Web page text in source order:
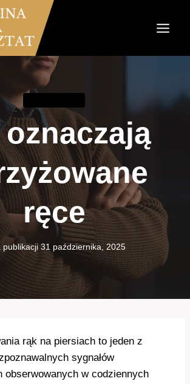
ręce
publikacji 31 października, 2025
rąk na piersiach to jeden z
sygnałów
obserwowanych w codziennych